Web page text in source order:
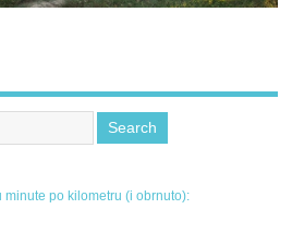
po kilometru (i obrnuto):